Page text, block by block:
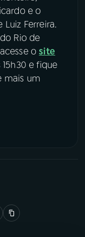
e o
Ferreira.
Rio de
osite
e fique
mais um